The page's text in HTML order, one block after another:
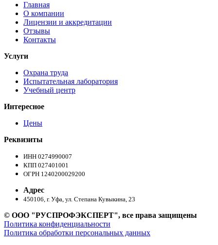
Главная
О компании
Лицензии и аккредитации
Отзывы
Контакты
Услуги
Охрана труда
Испытательная лаборатория
Учебный центр
Интересное
Цены
Реквизиты
ИНН 0274990007
КПП 027401001
ОГРН 1240200029200
Адрес
450106, г. Уфа, ул. Степана Кувыкина, 23
© ООО "РУСПРОФЭКСПЕРТ", все права защищены
Политика конфиденциальности
Политика обработки персональных данных